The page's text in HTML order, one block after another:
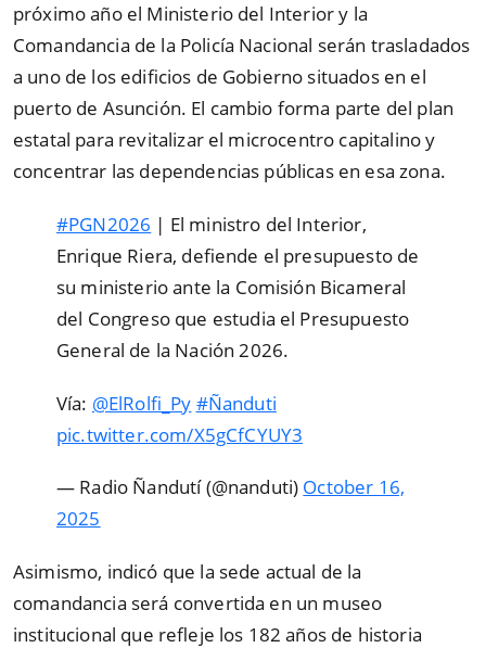
próximo año el Ministerio del Interior y la
Comandancia de la Policía Nacional serán trasladados
a uno de los edificios de Gobierno situados en el
puerto de Asunción. El cambio forma parte del plan
estatal para revitalizar el microcentro capitalino y
concentrar las dependencias públicas en esa zona.
#PGN2026 | El ministro del Interior,
Enrique Riera, defiende el presupuesto de
su ministerio ante la Comisión Bicameral
del Congreso que estudia el Presupuesto
General de la Nación 2026.
Vía: @ElRolfi_Py #Ñanduti
pic.twitter.com/X5gCfCYUY3
— Radio Ñandutí (@nanduti) October 16,
2025
Asimismo, indicó que la sede actual de la
comandancia será convertida en un museo
institucional que refleje los 182 años de historia